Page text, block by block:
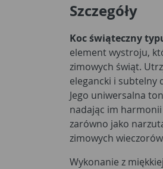
Szczegóły
Koc świąteczny
element wystroju,
zimowych świąt.
elegancki i subtelny
Jego uniwersalna
nadając im harmonii
zarówno jako
zimowych
Wykonanie z